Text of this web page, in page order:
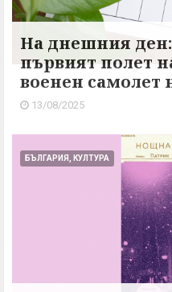
На днешния
първият полет
военен самолет
13/08/2025
БЪЛГАРИЯ, КУЛТУРА